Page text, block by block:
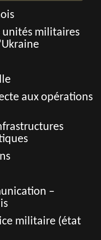
unités militaires
aux opérations
–
militaire (état